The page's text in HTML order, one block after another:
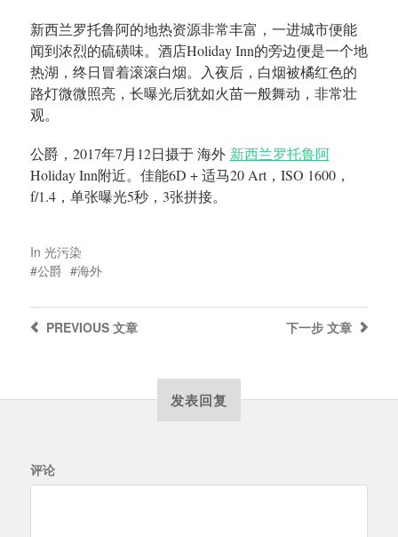
新西兰罗托鲁阿的地热资源非常丰富，一进城市便能
闻到浓烈的硫磺味。酒店Holiday Inn的旁边便是一个地
热湖，终日冒着滚滚白烟。入夜后，白烟被橘红色的
路灯微微照亮，长曝光后犹如火苗一般舞动，非常壮
观。
公爵， 2017年7月 12日摄于 海外 新西兰罗托鲁阿
Holiday Inn附近。佳能6D + 适马20 Art，ISO 1600，
f/1.4，单张曝光5秒， 3张拼接。
In 光污染
公爵
海外
下一步 文章
PREVIOUS文章
发表回复
评论